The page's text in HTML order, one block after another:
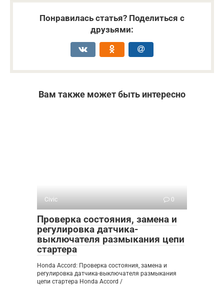
Понравилась статья? Поделиться с
друзьями:
Вам также может быть интересно
Civic 0
Проверка состояния, замена и
регулировка датчика-
выключателя размыкания цепи
стартера
Honda Accord: Проверка состояния, замена и
регулировка датчика-выключателя размыкания
цепи стартера Honda Accord /